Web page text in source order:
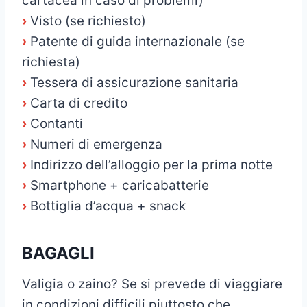
› Visto (se richiesto)
› Patente di guida internazionale (se
richiesta)
› Tessera di assicurazione sanitaria
› Carta di credito
› Contanti
› Numeri di emergenza
› Indirizzo dell’alloggio per la prima notte
› Smartphone + caricabatterie
› Bottiglia d’acqua + snack
BAGAGLI
Valigia o zaino? Se si prevede di viaggiare